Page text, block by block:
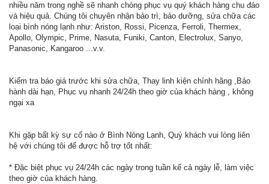
nhiều năm trong nghề sẽ nhanh chóng phục vụ quý khách hàng chu đáo
và hiệu quả. Chúng tôi chuyên nhận bảo trì, bảo dưỡng, sửa chữa các
loại bình nóng lạnh như: Ariston, Rossi, Picenza, Ferroli, Thermex,
Apollo, Olympic, Prime, Nasuta, Funiki, Canton, Electrolux, Sanyo,
Panasonic, Kangaroo ...v.v.
Kiểm tra báo giá trước khi sửa chữa, Thay linh kiện chính hãng ,Bảo
hành dài hạn, Phục vụ nhanh 24/24h theo giờ của khách hàng , không
ngại xa
Khi gặp bất kỳ sự cố nào ở Bình Nóng Lạnh, Quý khách vui lòng liên
hệ với chúng tôi để được hỗ trợ tốt nhất:
* Đặc biệt phục vụ 24/24h các ngày trong tuần kể cả ngày lễ, làm việc
theo giờ của khách hàng.